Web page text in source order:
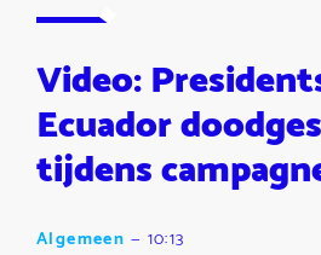
Video:
Ecuador
tijdens
Algemeen — 10:13